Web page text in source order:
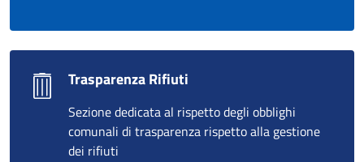
Trasparenza Rifiuti
Sezione dedicata al rispetto degli obblighi
comunali di trasparenza rispetto alla gestione
dei rifiuti